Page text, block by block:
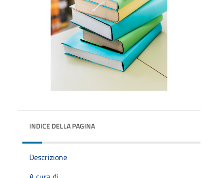
INDICE DELLA PAGINA
Descrizione